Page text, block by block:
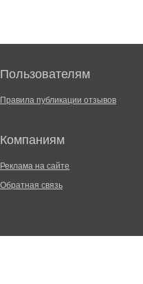
Пользователям
Правила публикации отзывов
Компаниям
Реклама на сайте
Обратная связь